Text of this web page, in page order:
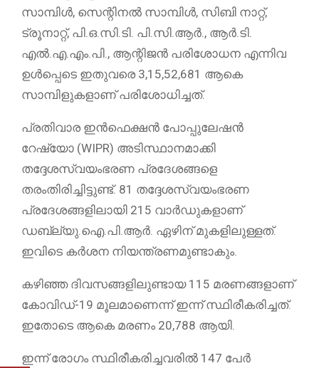
സാമ്പിള്‍, സെന്റിനല്‍ സാമ്പിള്‍, സിബി നാറ്റ്,
ട്രൂനാറ്റ്, പി.ഒ.സി.ടി. പി.സി.ആര്‍., ആര്‍.ടി.
എല്‍.എ.എം.പി., ആന്റിജന്‍ പരിശോധന എന്നിവ
ഉള്‍പ്പെടെ ഇതുവരെ 3,15,52,681 ആകെ
സാമ്പിളുകളാണ് പരിശോധിച്ചത്.
പ്രതിവാര ഇന്‍ഫെക്ഷന്‍ പോപ്പുലേഷന്‍
റേഷ്യോ (WIPR) അടിസ്ഥാനമാക്കി
തദ്ദേശസ്വയംഭരണ പ്രദേശങ്ങളെ
തരംതിരിച്ചിട്ടുണ്ട്. 81 തദ്ദേശസ്വയംഭരണ
പ്രദേശങ്ങളിലായി 215 വാര്‍ഡുകളാണ്
ഡബ്ല്യു.ഐ.പി.ആര്‍. ഏഴിന് മുകളിലുള്ളത്.
ഇവിടെ കര്‍ശന നിയന്ത്രണമുണ്ടാകും.
കഴിഞ്ഞ ദിവസങ്ങളിലുണ്ടായ 115 മരണങ്ങളാണ്
കോവിഡ്-19 മൂലമാണെന്ന് ഇന്ന് സ്ഥിരീകരിച്ചത്.
ഇതോടെ ആകെ മരണം 20,788 ആയി.
ഇന്ന് രോഗം സ്ഥിരീകരിച്ചവരില്‍ 147 പേര്‍